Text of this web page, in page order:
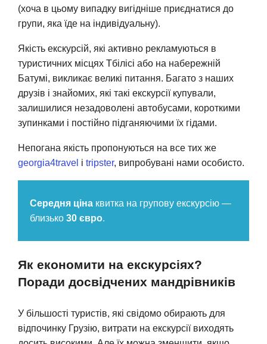
(хоча в цьому випадку вигідніше приєднатися до
групи, яка їде на індивідуальну).
Якість екскурсій, які активно рекламуються в
туристичних місцях Тбілісі або на набережній
Батумі, викликає великі питання. Багато з наших
друзів і знайомих, які такі екскурсії купували,
залишилися незадоволені автобусами, короткими
зупинками і постійно підганяючими їх гідами.
Непогана якість пропонуються на все тих же
georgia4travel і tripster, випробувані нами особисто.
Середня ціна квитка на групову екскурсію —
близько 30 євро.
Як економити на екскурсіях?
Поради досвідчених мандрівників
У більшості туристів, які свідомо обирають для
відпочинку Грузію, витрати на екскурсії виходять